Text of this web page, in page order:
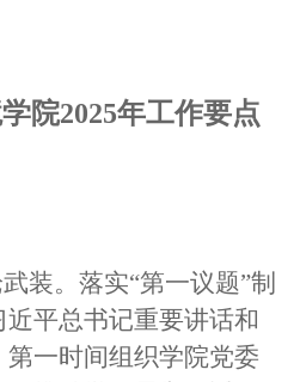
院2025年工作要点
装。落实“第一议题”制
平总书记重要讲话和
一时间组织学院党委